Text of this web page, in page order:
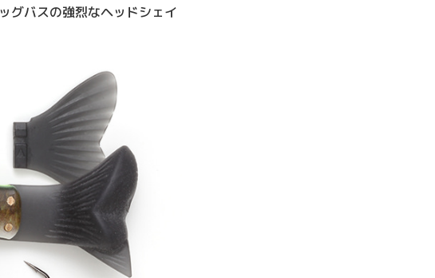
グバスの強烈なヘッドシェイ